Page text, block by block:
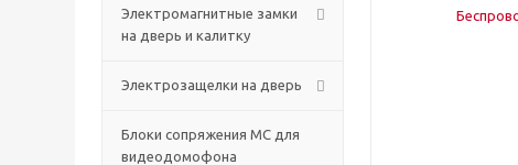
Электромагнитные замки
на дверь и калитку
Электрозащелки на дверь
Блоки сопряжения МС для
видеодомофона